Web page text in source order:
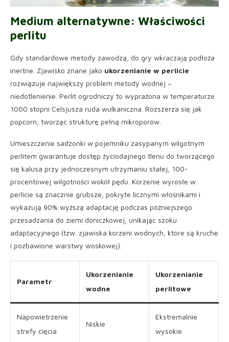
Medium alternatywne: Właściwości
perlitu
Gdy standardowe metody zawodzą, do gry wkraczają podłoża
inertne. Zjawisko znane jako ukorzenianie w perlicie
rozwiązuje największy problem metody wodnej –
niedotlenienie. Perlit ogrodniczy to wyprażona w temperaturze
1000 stopni Celsjusza ruda wulkaniczna. Rozszerza się jak
popcorn, tworząc strukturę pełną mikroporów.
Umieszczenie sadzonki w pojemniku zasypanym wilgotnym
perlitem gwarantuje dostęp życiodajnego tlenu do tworzącego
się kalusa przy jednoczesnym utrzymaniu stałej, 100-
procentowej wilgotności wokół pędu. Korzenie wyrosłe w
perlicie są znacznie grubsze, pokryte licznymi włośnikami i
wykazują 90% wyższą adaptację podczas późniejszego
przesadzania do ziemi doniczkowej, unikając szoku
adaptacyjnego (tzw. zjawiska korzeni wodnych, które są kruche
i pozbawione warstwy woskowej).
Parametr
Ukorzenianie
wodne
Ukorzenianie
perlitowe
Napowietrzenie
strefy cięcia
Niskie
Ekstremalnie
wysokie